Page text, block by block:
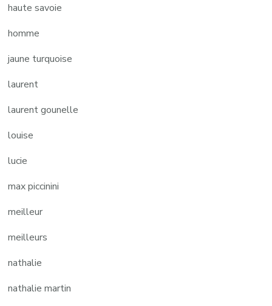
haute savoie
homme
jaune turquoise
laurent
laurent gounelle
louise
lucie
max piccinini
meilleur
meilleurs
nathalie
nathalie martin